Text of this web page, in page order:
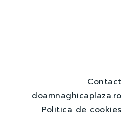
Contact
doamnaghicaplaza.ro
Politica de cookies